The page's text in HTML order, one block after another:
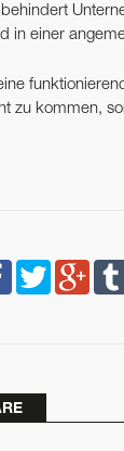
in einer
zu kommen,